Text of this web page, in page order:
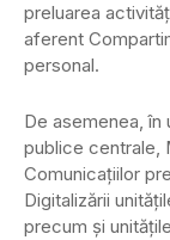
preluarea
aferent
personal.
De asemenea, în
publice centrale,
Comunicaţiilor
Digitalizării
precum şi